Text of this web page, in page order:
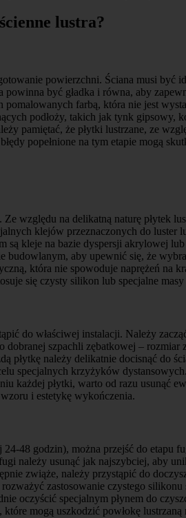
lustra?
powierzchni. Ściana musi być
być gładka i równa, aby
farbą, która nie jest
podłoży, takich jak tynk gipsowy,
pamiętać, że płytki lustrzane, ze
popełnione na tym etapie mogą
względu na delikatną naturę płytek
klejów przeznaczonych do
kleje na bazie dyspersji akrylowej
budowlanym, aby upewnić się, że
która nie spowoduje naprężeń na
się czysty silikon lub specjalne masy
do właściwej instalacji. Należy
szpachli zębatkowej –
płytkę należy delikatnie docisnąć do
specjalnych krzyżyków
każdej płytki, warto od razu usunąć
i estetykę wykończenia.
48 godzin), można przejść do etapu
należy usunąć jak najszybciej, aby
zwiąże, należy przystąpić do
zastosowanie czystego
oczyścić specjalnym płynem do
mogą uszkodzić powłokę lustrzaną